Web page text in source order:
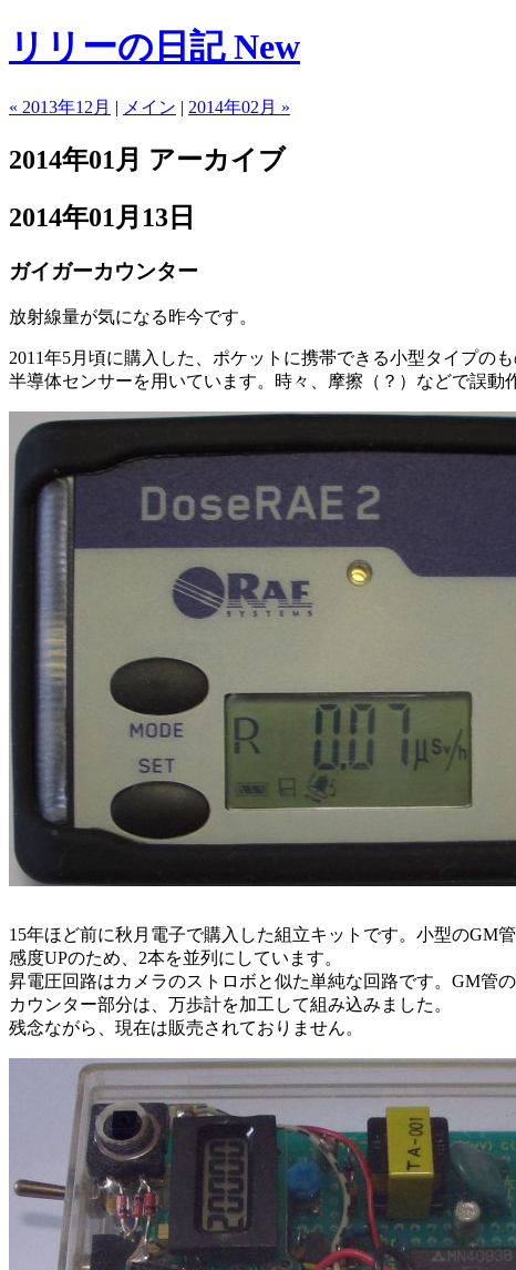
リリーの日記 New
« 2013年12月 | メイン | 2014年02月 »
2014年01月 アーカイブ
2014年01月13日
ガイガーカウンター
放射線量が気になる昨今です。
2011年5月頃に購入した、ポケットに携帯できる小型タイプのも
半導体センサーを用いています。時々、摩擦（？）などで誤動
15年ほど前に秋月電子で購入した組立キットです。小型のGM
感度UPのため、2本を並列にしています。
昇電圧回路はカメラのストロボと似た単純な回路です。GM管
カウンター部分は、万歩計を加工して組み込みました。
残念ながら、現在は販売されておりません。